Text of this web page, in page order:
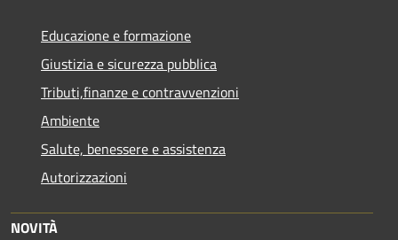
Educazione e formazione
Giustizia e sicurezza pubblica
Tributi,finanze e contravvenzioni
Ambiente
Salute, benessere e assistenza
Autorizzazioni
NOVITÀ